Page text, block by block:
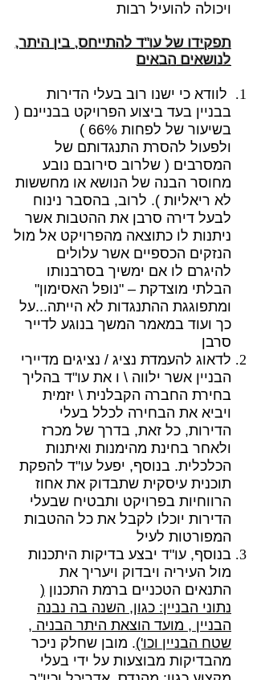
ויכולה להועיל רבות
תפקידו של עו"ד להתייחס, בין היתר,
לנושאים הבאים
לוודא כי ישנו רוב בעלי הדירות
בבניין בעד ביצוע הפרויקט בבניינם (
בשיעור של לפחות 66% )
ולפעול להסרת התנגדותם של
המסרבים ( שלרוב סירובם נובע
מחוסר הבנה של הנושא או מחששות
לא ריאליות ). לרוב, בהסבר נינוח
לבעל דירה סרבן את ההטבות אשר
ניתנות לו כתוצאה מהפרויקט אל מול
הנזקים הכספיים אשר עלולים
להיגרם לו אם ימשיך בסרבנותו
הבלתי מוצדקת – "נופל האסימון"
ומתפוגגת ההתנגדות לא הייתה...על
כך ועוד במאמר המשך בנוגע לדייר
סרבן
לדאוג להעמדת נציג / נציגים מדיירי
הבניין אשר ילווה \ ו את עו"ד בהליך
בחירת החברה הקבלנית \ יזמית
ויביא את הבחירה לכלל בעלי
הדירות, כל זאת, בדרך של מכרז
ולאחר בחינת מהימנות ואיתנות
הכלכלית. בנוסף, יפעל עו"ד להפקת
תוכנית עיסקית שתבדוק את אחוז
הרווחיות בפרויקט ותבטיח שבעלי
הדירות יוכלו לקבל את כל ההטבות
המפורטות לעיל
בנוסף, עו"ד יבצע בדיקות היתכנות
מול העיריה ויבדוק ויעריך את
התנאים הטכניים ברמת התכנון (
נתוני הבניין: כגון, השנה בה נבנה
הבניין , מועד הוצאת היתר הבניה ,
שטח הבניין וכו'). מובן שחלק ניכר
מהבדיקות מבוצעות על ידי בעלי